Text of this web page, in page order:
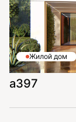
Жилой дом
а397